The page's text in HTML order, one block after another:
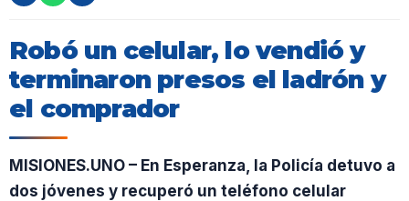
Robó un celular, lo vendió y
terminaron presos el ladrón y
el comprador
MISIONES.UNO – En Esperanza, la Policía detuvo a
dos jóvenes y recuperó un teléfono celular